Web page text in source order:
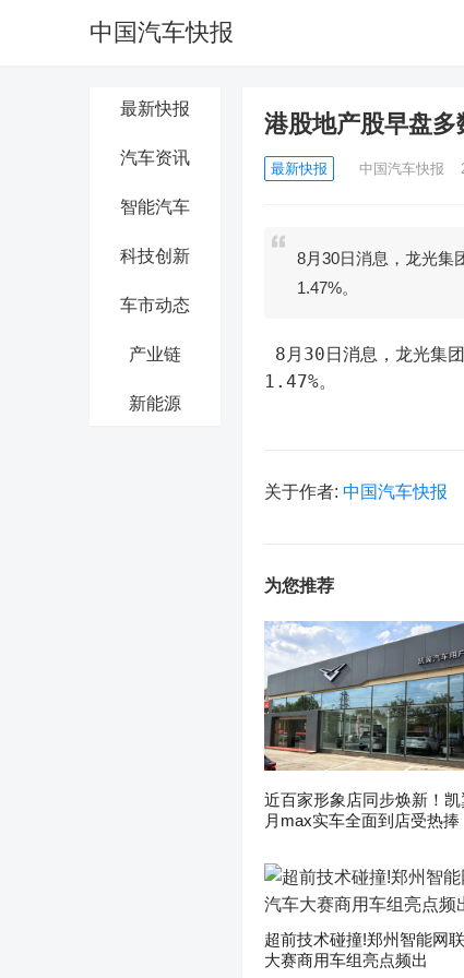
中国汽车快报
最新快报
汽车资讯
智能汽车
科技创新
车市动态
产业链
新能源
港股地产股早盘多
最新快报 中国汽车快报
8月30日消息，龙光集
1.47%。
1.47%。
关于作者: 中国汽车快报
为您推荐
近百家形象店同步焕新！凯
月max实车全面到店受热捧
超前技术碰撞!郑州智能网
大赛商用车组亮点频出